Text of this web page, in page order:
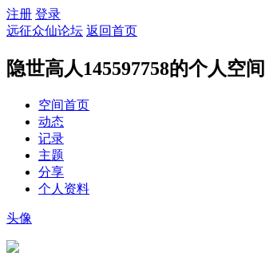
注册 登录
远征众仙论坛 返回首页
隐世高人145597758的个人空间
空间首页
动态
记录
主题
分享
个人资料
头像